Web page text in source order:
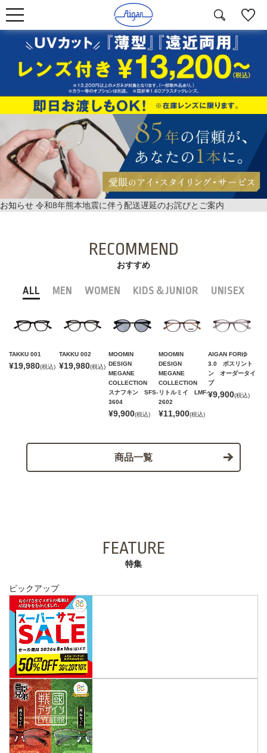
お知らせ 令和8年熊本地震に伴う配送遅延のお詫びとご案内
RECOMMEND
おすすめ
ALL MEN WOMEN KIDS＆JUNIOR UNISEX
TAKKU 001
¥19,980(税込)
TAKKU 002
¥19,980(税込)
MOOMIN
DESIGN
MEGANE
COLLECTION
スナフキン SFS-
3604
¥9,900(税込)
MOOMIN
DESIGN
MEGANE
COLLECTION
リトルミイ LMF-
2602
¥11,900(税込)
AIGAN FORゆ
3.0 ボスリント
ン オーダータイ
プ
¥9,900(税込)
商品一覧
FEATURE
特集
ピックアップ